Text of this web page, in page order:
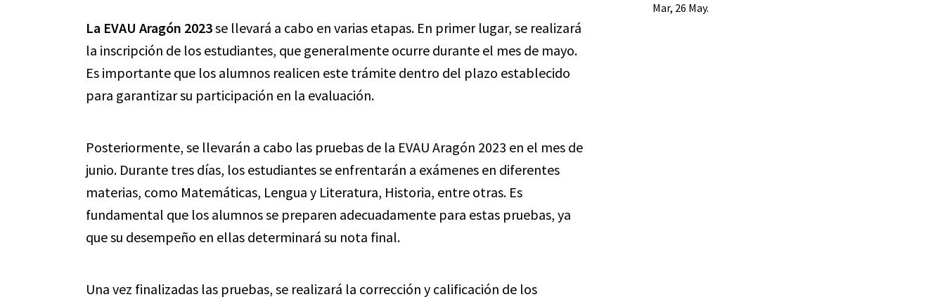
La EVAU Aragón 2023se llevará a cabo en varias etapas. En primer lugar, se realizará
la inscripción de los estudiantes, que generalmente ocurre durante el mes de mayo.
Es importante que los alumnos realicen este trámite dentro del plazo establecido
para garantizar su participación en la evaluación.
Posteriormente, se llevarán a cabo las pruebas de la EVAU Aragón 2023 en el mes de
junio. Durante tres días, los estudiantes se enfrentarán a exámenes en diferentes
materias, como Matemáticas, Lengua y Literatura, Historia, entre otras. Es
fundamental que los alumnos se preparen adecuadamente para estas pruebas, ya
que su desempeño en ellas determinará su nota final.
Una vez finalizadas las pruebas, se realizará la corrección y calificación de los
Mar, 26 May.